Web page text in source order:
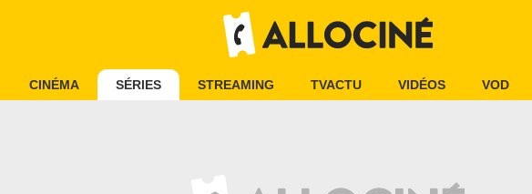
CINÉMA SÉRIES STREAMING TVACTU VIDÉOS VOD